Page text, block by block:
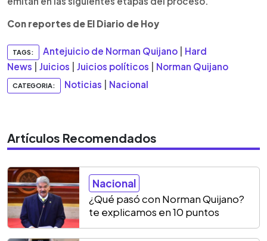
Con reportes de El Diario de Hoy
TAGS: Antejuicio de Norman Quijano
Hard
News
Juicios Juicios políticos Norman Quijano
CATEGORIA: Noticias Nacional
Artículos Recomendados
Nacional
¿Qué pasó con Norman Quijano?
te explicamos en 10 puntos